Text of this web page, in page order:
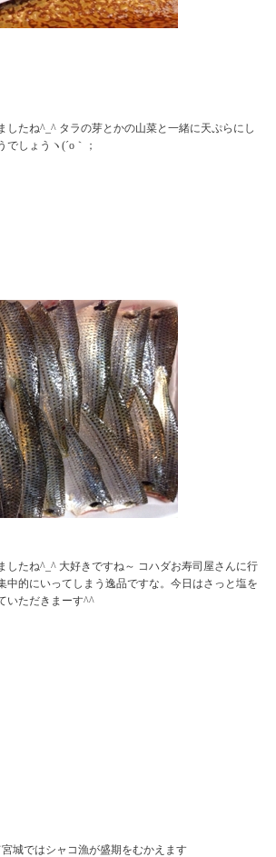
したね^_^ タラの芽とかの山菜と一緒に天ぷらにし
しょうヽ(´o｀；
したね^_^ 大好きですね～ コハダお寿司屋さんに行
中的にいってしまう逸品ですな。今日はさっと塩を
いただきまーす^^
城ではシャコ漁が盛期をむかえます